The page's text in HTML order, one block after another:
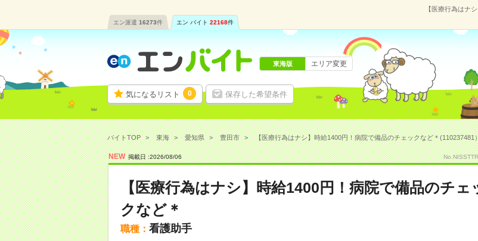
【医療行為はナ
エン派遣 16273件 エン バイト 22168件
気になるリスト 0 保存した希望条件
東海版 エリア変更
バイトTOP 東海 愛知県 豊田市 【医療行為はナシ】時給1400円！病院で備品のチェックなど＊(110237481
NEW 掲載日 :2026/08/06
【医療行為はナシ】時給1400円！病院で備品のチェ
クなど＊
職種： 看護助手